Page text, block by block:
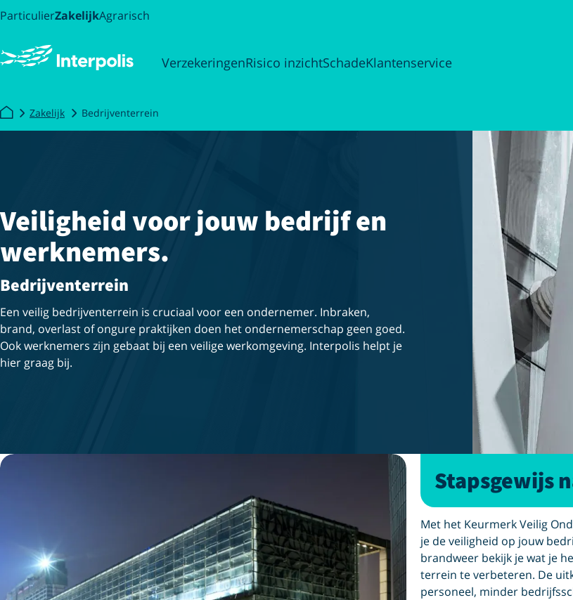
ParticulierZakelijkAgrarisch
VerzekeringenRisico inzichtSchadeKlantenservice
Zakelijk Bedrijventerrein
Veiligheid voor jouw bedrijf en
werknemers.
Bedrijventerrein
Een veilig bedrijventerrein is cruciaal voor een ondernemer. Inbraken,
brand, overlast of ongure praktijken doen het ondernemerschap geen goed.
Ook werknemers zijn gebaat bij een veilige werkomgeving. Interpolis helpt je
hier graag bij.
Stapsgewijs
Met het Keurmerk Veilig
je de veiligheid op jouw
brandweer bekijk je wat je
terrein te verbeteren. De
personeel, minder